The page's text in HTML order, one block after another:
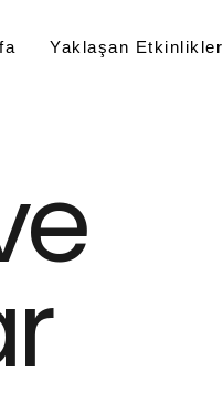
Yaklaşan Etkinlikler